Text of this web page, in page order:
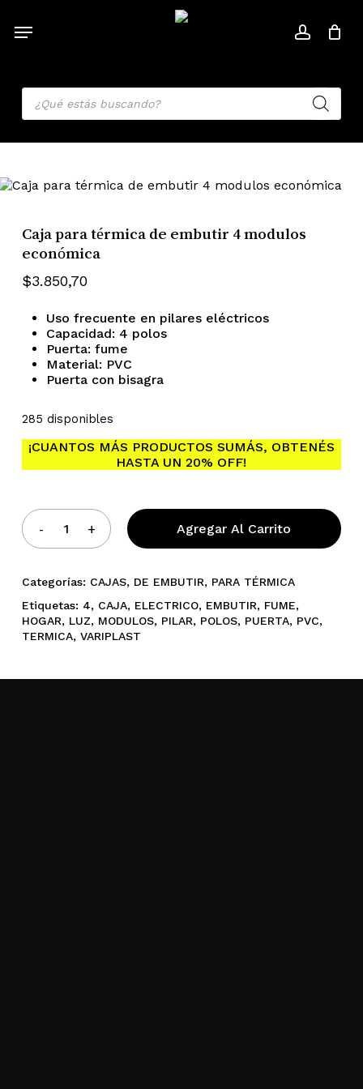
main
MENU
Close
Products
search
Caja para térmica de embutir 4 modulos
económica
$3.850,70
Uso frecuente en pilares eléctricos
Capacidad: 4 polos
Puerta: fume
Material: PVC
Puerta con bisagra
285 disponibles
¡CUANTOS MÁS PRODUCTOS SUMÁS, OBTENÉS
HASTA UN 20% OFF!
Agregar Al Carrito
Categorías: CAJAS, DE EMBUTIR, PARA TÉRMICA
Etiquetas: 4, CAJA, ELECTRICO, EMBUTIR, FUME,
HOGAR, LUZ, MODULOS, PILAR, POLOS, PUERTA, PVC,
TERMICA, VARIPLAST